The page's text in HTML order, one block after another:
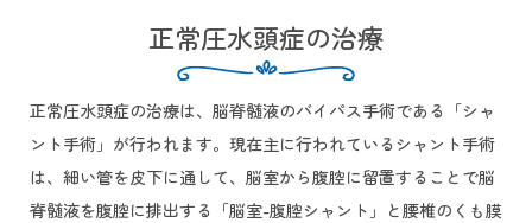
正常圧水頭症の治療
正常圧水頭症の治療は、脳脊髄液のバイパス手術である「シャ
ント手術」が行われます。現在主に行われているシャント手術
は、細い管を皮下に通して、脳室から腹腔に留置することで脳
脊髄液を腹腔に排出する「脳室-腹腔シャント」と腰椎のくも膜